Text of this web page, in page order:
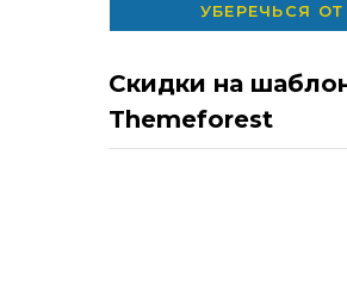
УБЕРЕЧЬСЯ ОТ
Скидки на
Themeforest